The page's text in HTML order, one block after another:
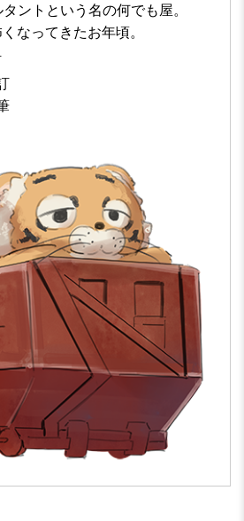
ントという名の何でも屋。
なってきたお年頃。